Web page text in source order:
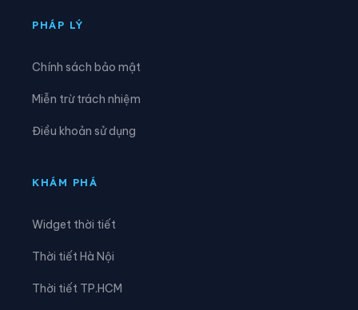
Xã Hưng Hà
Xã Minh Thọ
PHÁP LÝ
Chính sách bảo mật
Miễn trừ trách nhiệm
Điều khoản sử dụng
KHÁM PHÁ
Widget thời tiết
Thời tiết Hà Nội
Thời tiết TP.HCM